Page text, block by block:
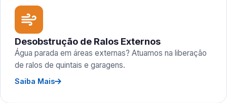
Desobstrução de Ralos Externos
Água parada em áreas externas? Atuamos na liberação
de ralos de quintais e garagens.
Saiba Mais